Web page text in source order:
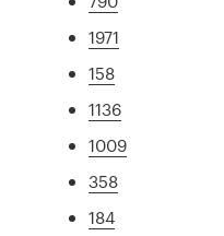
1971
158
1136
1009
358
184